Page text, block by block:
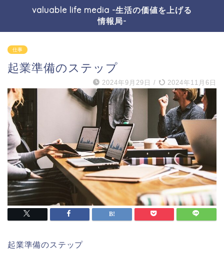
valuable life media -生活の価値を上げる
情報局-
仕事
起業準備のステップ
2024年9月29日 / 2024年11月6日
起業準備のステップ